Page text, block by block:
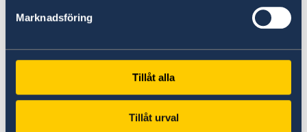
Marknadsföring
Tillåt alla
Tillåt urval
Book by the Swedish Institute about Sweden:
Sweden – a country less ordinary
Last updated 14 Apr 2026, 11.58 AM